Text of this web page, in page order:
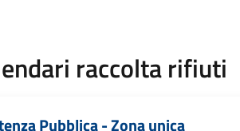
raccolta rifiuti
Pubblica - Zona unica